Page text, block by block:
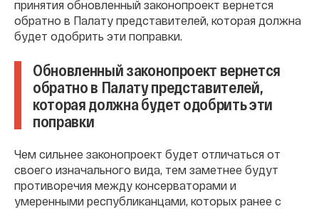
принятия обновленный законопроект вернется
обратно в Палату представителей, которая должна
будет одобрить эти поправки.
Обновленный законопроект вернется
обратно в Палату представителей,
которая должна будет одобрить эти
поправки
Чем сильнее законопроект будет отличаться от
своего изначального вида, тем заметнее будут
противоречия между консерваторами и
умеренными республиканцами, которых ранее с